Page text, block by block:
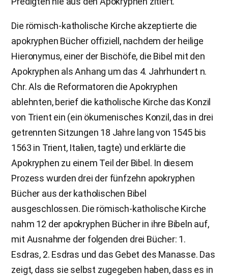
Die römisch-katholische Kirche akzeptierte die
apokryphen Bücher offiziell, nachdem der heilige
Hieronymus, einer der Bischöfe, die Bibel mit den
Apokryphen als Anhang um das 4. Jahrhundert n.
Chr. Als die Reformatoren die Apokryphen
ablehnten, berief die katholische Kirche das Konzil
von Trient ein (ein ökumenisches Konzil, das in drei
getrennten Sitzungen 18 Jahre lang von 1545 bis
1563 in Trient, Italien, tagte) und erklärte die
Apokryphen zu einem Teil der Bibel. In diesem
Prozess wurden drei der fünfzehn apokryphen
Bücher aus der katholischen Bibel
ausgeschlossen. Die römisch-katholische Kirche
nahm 12 der apokryphen Bücher in ihre Bibeln auf,
mit Ausnahme der folgenden drei Bücher: 1.
Esdras, 2. Esdras und das Gebet des Manasse. Das
zeigt, dass sie selbst zugegeben haben, dass es in